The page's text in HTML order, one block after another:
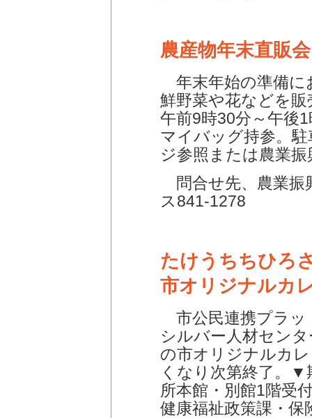
農産物年末直販会
年末年始の準備に
鮮野菜や花などを
午前9時30分～午後
マイバッグ持参。
ジ参照または農業
問合せ先、農業
ス841-1278
たけうちちひろ
市オリジナルカ
市公民連携プラッ
シルバー人材セン
の市オリジナルカ
くなり次第終了。
所本館・別館1階受
健康福祉政策課・保